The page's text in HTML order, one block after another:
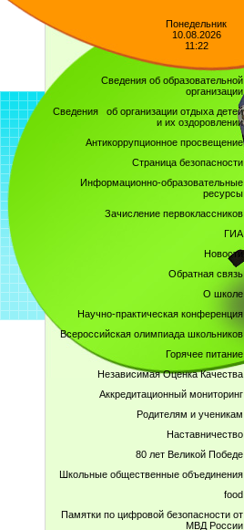
Понедельник
10.08.2026
11:22
Сведения об образовательной
организации
Сведения об организации отдыха детей
и их оздоровлении
Антикоррупционное просвещение
Страница безопасности
Информационно-образовательные
ресурсы
Зачисление первоклассников
ГИА
Новости
Обратная связь
О школе
Научно-практическая конференция
Всероссийская олимпиада школьников
Горячее питание
Независимая Оценка Качества
Аккредитационный мониторинг
Родителям и ученикам
Наставничество
80 лет Великой Победе
Школьные общественные объединения
food
Памятки по цифровой безопасности от
МВД России